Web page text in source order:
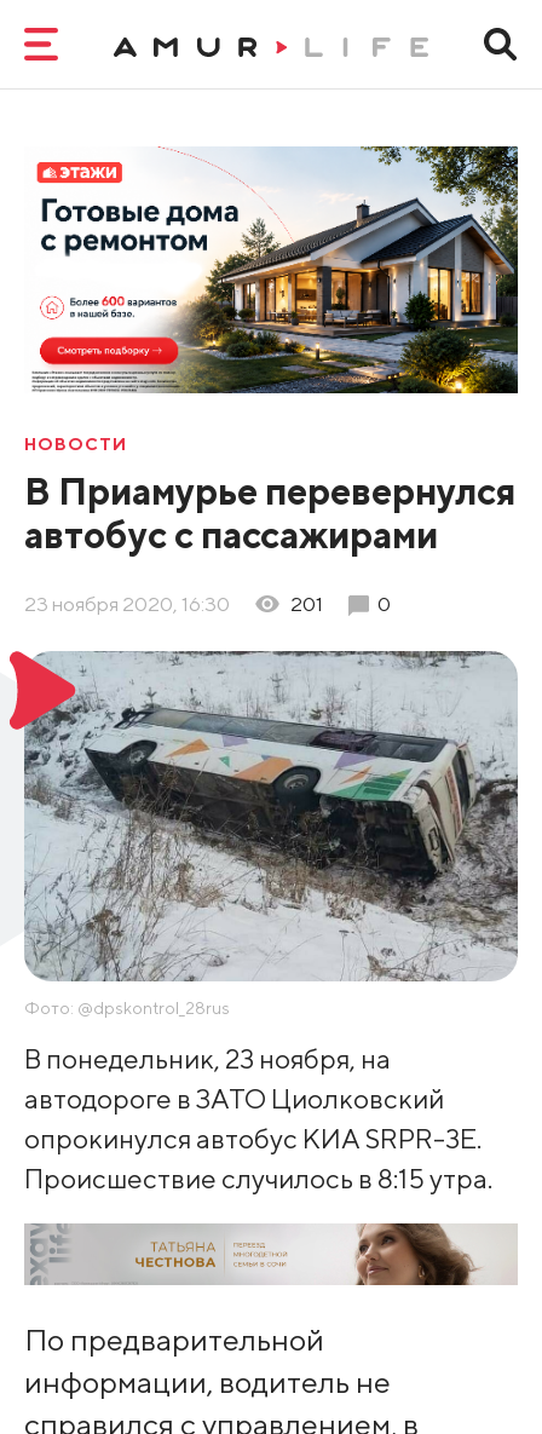
НОВОСТИ
В Приамурье перевернулся
автобус с пассажирами
23 ноября 2020, 16:30 201 0
Фото: @dpskontrol_28rus
В понедельник, 23 ноября, на
автодороге в ЗАТО Циолковский
опрокинулся автобус КИА SRPR-3E.
Происшествие случилось в 8:15 утра.
По предварительной
информации, водитель не
справился с управлением, в